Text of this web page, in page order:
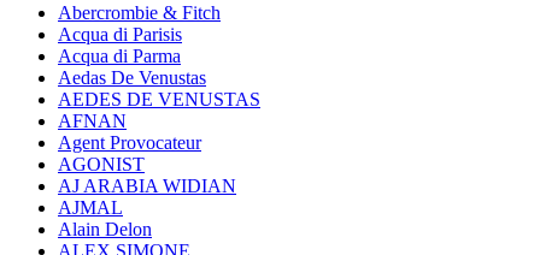
Abercrombie & Fitch
Acqua di Parisis
Acqua di Parma
Aedas De Venustas
AEDES DE VENUSTAS
AFNAN
Agent Provocateur
AGONIST
AJ ARABIA WIDIAN
AJMAL
Alain Delon
ALEX SIMONE